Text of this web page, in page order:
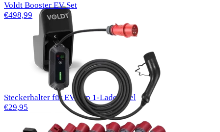
Steckerhalter für EV Typ 1-Ladekabel
€29,95
Voldt Booster EV Set
€498,99